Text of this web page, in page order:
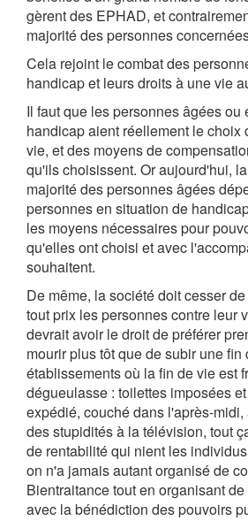
gèrent des EPHAD, et
majorité des personnes
Cela rejoint le combat des
handicap et leurs droits à une vie
Il faut que les personnes âgées ou
handicap aient réellement le choix
vie, et des moyens de
qu'ils choisissent. Or aujourd'hui,
majorité des personnes âgées
personnes en situation de
les moyens nécessaires pour
qu'elles ont choisi et avec
souhaitent.
De même, la société doit cesser
tout prix les personnes contre leur
devrait avoir le droit de préférer
mourir plus tôt que de subir une
établissements où la fin de vie est
dégueulasse : toilettes imposées
expédié, couché dans l'après-
des stupidités à la télévision, tout
de rentabilité qui nient les
on n'a jamais autant organisé de
Bientraitance tout en organisant
avec la bénédiction des pouvoirs